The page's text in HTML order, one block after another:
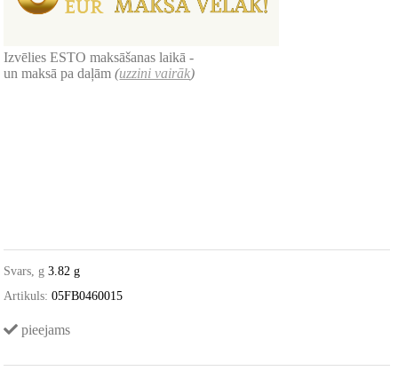
Izvēlies ESTO maksāšanas laikā -
un maksā pa daļām(uzzini vairāk)
Svars, g 3.82 g
Artikuls: 05FB0460015
pieejams